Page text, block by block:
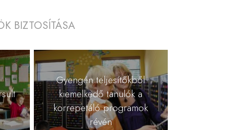
BIZTOSÍTÁSA
Gyengén teljesítőkből
kiemelkedő tanulók a
korrepetáló programok
révén